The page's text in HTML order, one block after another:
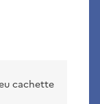
cachette